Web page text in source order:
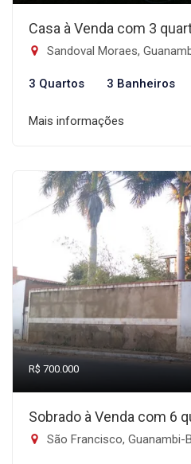
Casa à Venda com 3
Sandoval Moraes,
3 Quartos 3 Banheiros
Mais informações
R$ 700.000
Sobrado à Venda com 6
São Francisco, Guanambi-